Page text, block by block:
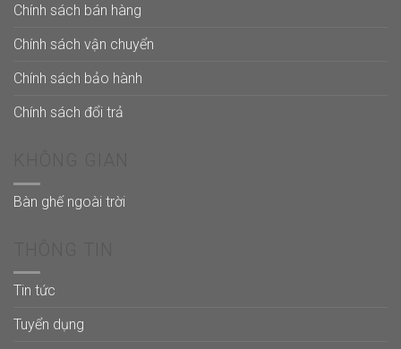
Chính sách bán hàng
Chính sách vận chuyển
Chính sách bảo hành
Chính sách đổi trả
Bàn ghế ngoài trời
Tin tức
Tuyển dụng